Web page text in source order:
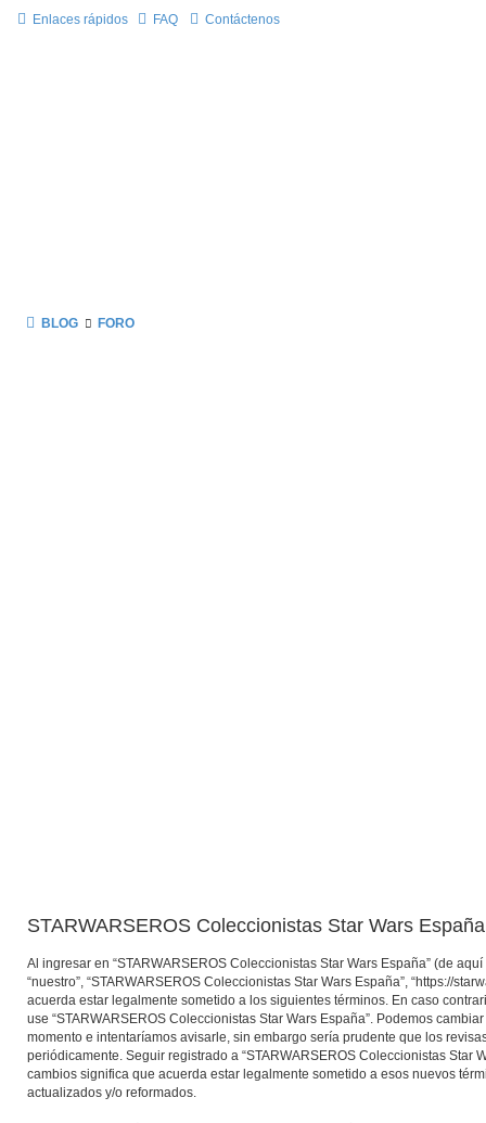
Enlaces rápidos FAQ Contáctenos
BLOG FORO
STARWARSEROS Coleccionistas Star Wars
Al ingresar en “STARWARSEROS Coleccionistas Star Wars España” (de aquí
“nuestro”, “STARWARSEROS Coleccionistas Star Wars España”, “https://
acuerda estar legalmente sometido a los siguientes términos. En caso
use “STARWARSEROS Coleccionistas Star Wars España”. Podemos
momento e intentaríamos avisarle, sin embargo sería prudente que los
periódicamente. Seguir registrado a “STARWARSEROS Coleccionistas Star
cambios significa que acuerda estar legalmente sometido a esos nuevos
actualizados y/o reformados.